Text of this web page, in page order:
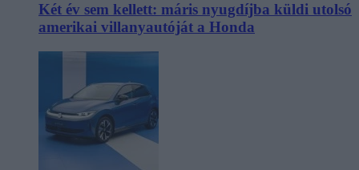
Két év sem kellett: máris nyugdíjba küldi utolsó
amerikai villanyautóját a Honda